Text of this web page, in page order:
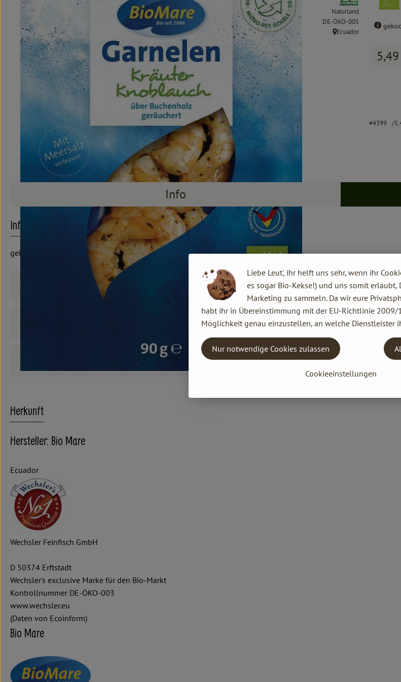
Naturland
, Kontrollstelle:
DE-ÖKO-005
, Herkunft:
Ecuador
#4399
Info
Info
gekocht und geräuchert
Produktinformationen
Herkunft
Hersteller: Bio Mare
Ecuador
Wechsler Feinfisch GmbH
D 50374 Erftstadt
Wechsler's exclusive Marke für den Bio-Markt
Kontrollnummer DE-ÖKO-003
www.wechsler.eu
(Daten von Ecoinform)
Bio Mare
Liebe Leut', ihr helft uns sehr, wenn ihr
es sogar Bio-Kekse!) und uns somit erlaubt,
Marketing zu sammeln. Da wir eure
habt ihr in Übereinstimmung mit der EU-Richtlinie 2009/
Möglichkeit genau einzustellen, an welche Dienstleister
Cookieeinstellungen
Nur notwendige Cookies zulassen